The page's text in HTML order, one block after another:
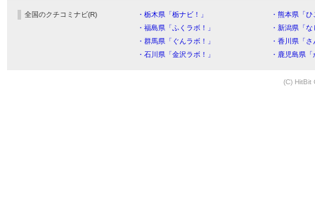
全国のクチコミナビ(R) ・栃木県「栃ナビ！」
・熊本県「
・福島県「ふくラボ！」
・新潟県「
・群馬県「ぐんラボ！」
・香川県「
・石川県「金沢ラボ！」
・鹿児島県
(C) HitBit